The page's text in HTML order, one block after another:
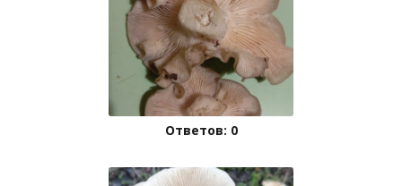
Ответов: 0